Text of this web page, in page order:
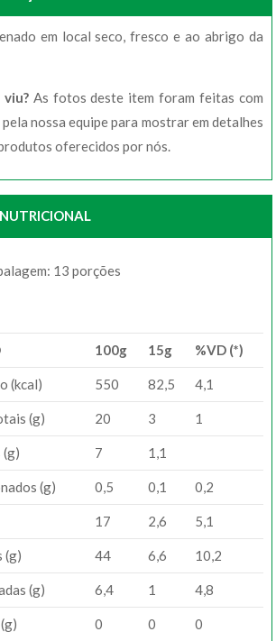
em local seco, fresco e ao abrigo da
As fotos deste item foram feitas com
nossa equipe para mostrar em detalhes
oferecidos por nós.
13 porções
100g 15g %VD (*)
(kcal) 550 82,5 4,1
(g) 20 3 1
7 1,1
(g) 0,5 0,1 0,2
17 2,6 5,1
(g) 44 6,6 10,2
(g) 6,4 1 4,8
0 0 0